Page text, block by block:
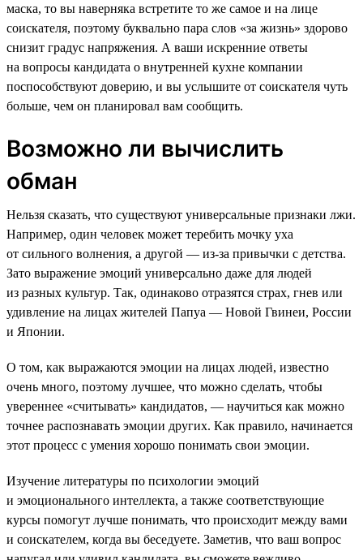
маска, то вы наверняка встретите то же самое и на лице
соискателя, поэтому буквально пара слов «за жизнь» здорово
снизит градус напряжения. А ваши искренние ответы
на вопросы кандидата о внутренней кухне компании
поспособствуют доверию, и вы услышите от соискателя чуть
больше, чем он планировал вам сообщить.
Возможно ли вычислить
обман
Нельзя сказать, что существуют универсальные признаки лжи.
Например, один человек может теребить мочку уха
от сильного волнения, а другой — из-за привычки с детства.
Зато выражение эмоций универсально даже для людей
из разных культур. Так, одинаково отразятся страх, гнев или
удивление на лицах жителей Папуа — Новой Гвинеи, России
и Японии.
О том, как выражаются эмоции на лицах людей, известно
очень много, поэтому лучшее, что можно сделать, чтобы
увереннее «считывать» кандидатов, — научиться как можно
точнее распознавать эмоции других. Как правило, начинается
этот процесс с умения хорошо понимать свои эмоции.
Изучение литературы по психологии эмоций
и эмоционального интеллекта, а также соответствующие
курсы помогут лучше понимать, что происходит между вами
и соискателем, когда вы беседуете. Заметив, что ваш вопрос